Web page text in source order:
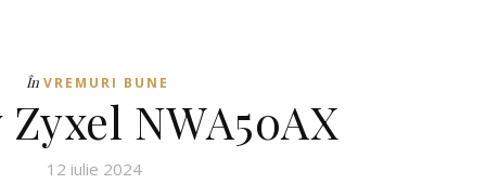
În VREMURI BUNE
NWA50AX
12 iulie 2024